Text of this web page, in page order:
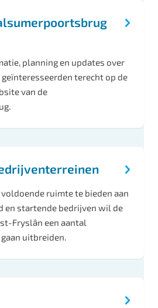
planning en updates over
terecht op de
van de
ruimte te bieden aan
en startende bedrijven wil de
Fryslân een aantal
uitbreiden.